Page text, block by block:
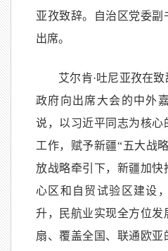
亚孜致辞。自治区党委副
出席。
艾尔肯·吐尼亚孜在
政府向出席大会的中外
说，以习近平同志为核心
工作，赋予新疆“五大战
放战略牵引下，新疆加快
心区和自贸试验区建设
升，民航业实现全方位发
扇、覆盖全国、联通欧亚